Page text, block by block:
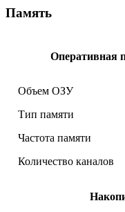
Память
Оперативная
Объем ОЗУ
Тип памяти
Частота памяти
Количество каналов